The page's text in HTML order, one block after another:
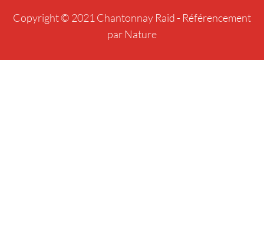
Copyright © 2021 Chantonnay Raid - Référencement
par Nature